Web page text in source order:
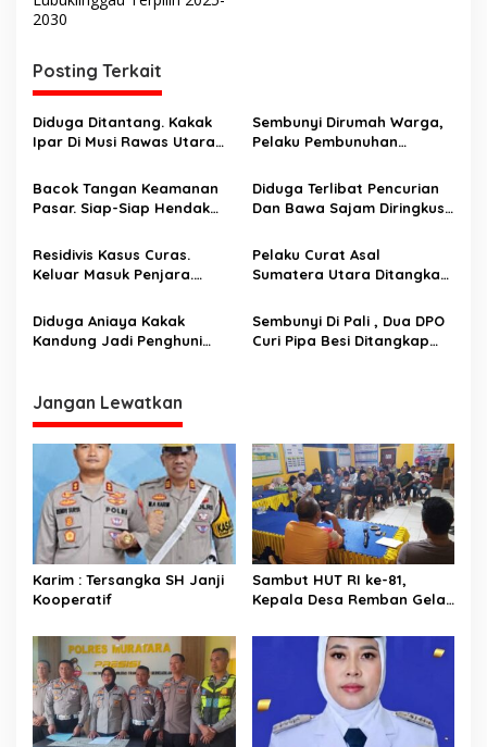
g
s
i
p
o
s
2030
Posting Terkait
Diduga Ditantang. Kakak
Ipar Di Musi Rawas Utara
Oleh Adik Ipar. Pelaku
Ditangkap Di Ogan Ilir
Sembunyi Dirumah Warga,
Pelaku Pembunuhan
Ditangkap
Bacok Tangan Keamanan
Pasar. Siap-Siap Hendak
Tim Macan Linggau
Diduga Terlibat Pencurian
Dan Bawa Sajam Diringkus
Residivis Kasus Curas.
Keluar Masuk Penjara.
Rawas Ilir
Pelaku Curat Asal
Sumatera Utara Ditangkap
Linggau Barat
Diduga Aniaya Kakak
Kandung Jadi Penghuni
Sembunyi Di Pali , Dua DPO
Curi Pipa Besi Ditangkap
Jangan Lewatkan
Karim : Tersangka SH Janji
Kooperatif
Sambut HUT RI ke-81,
Kepala Desa Remban Gelar
Panitia